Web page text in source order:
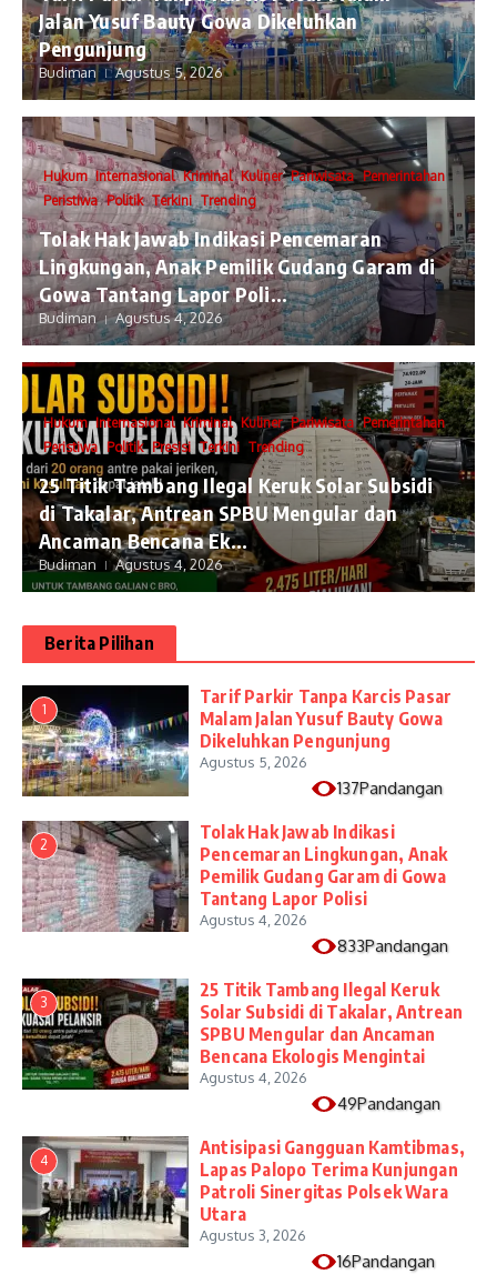
Jalan Yusuf Bauty Gowa Dikeluhkan
Pengunjung
Budiman Agustus 5, 2026
Hukum Internasional Kriminal Kuliner Pariwisata Pemerintahan
Peristiwa Politik Terkini Trending
Tolak Hak Jawab Indikasi Pencemaran
Lingkungan, Anak Pemilik Gudang Garam di
Gowa Tantang Lapor Poli...
Budiman Agustus 4, 2026
Hukum Internasional Kriminal Kuliner Pariwisata Pemerintahan
Peristiwa Politik Presisi Terkini Trending
25 Titik Tambang Ilegal Keruk Solar Subsidi
di Takalar, Antrean SPBU Mengular dan
Ancaman Bencana Ek...
Budiman Agustus 4, 2026
Berita Pilihan
1
Tarif Parkir Tanpa Karcis Pasar
Malam Jalan Yusuf Bauty Gowa
Dikeluhkan Pengunjung
Agustus 5, 2026
137Pandangan
2
Tolak Hak Jawab Indikasi
Pencemaran Lingkungan, Anak
Pemilik Gudang Garam di Gowa
Tantang Lapor Polisi
Agustus 4, 2026
833Pandangan
3
25 Titik Tambang Ilegal Keruk
Solar Subsidi di Takalar, Antrean
SPBU Mengular dan Ancaman
Bencana Ekologis Mengintai
Agustus 4, 2026
49Pandangan
4
Antisipasi Gangguan Kamtibmas,
Lapas Palopo Terima Kunjungan
Patroli Sinergitas Polsek Wara
Utara
Agustus 3, 2026
16Pandangan